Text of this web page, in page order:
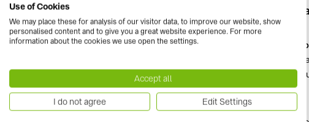
La Campaña Puntos Triples, una promoción de
europeos
GoodWe ha anunciado el lanzamiento de la Campaña
instaladores GoodWe PLUS+, una promoción centrada
ET PLUS+, ET PLUS+ (16A) y Serie EH
) en los mercados
GoodWe SEMS entre el 1 de abril y el 31 de julio de 2024.
Use of Cookies
We may place these for analysis of our visitor data, to improve our website, show
personalised content and to give you a great website experience. For more
information about the cookies we use open the settings.
Accept all
I do not agree Edit Settings